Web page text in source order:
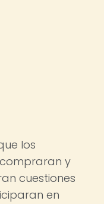
los
y
cuestiones
en